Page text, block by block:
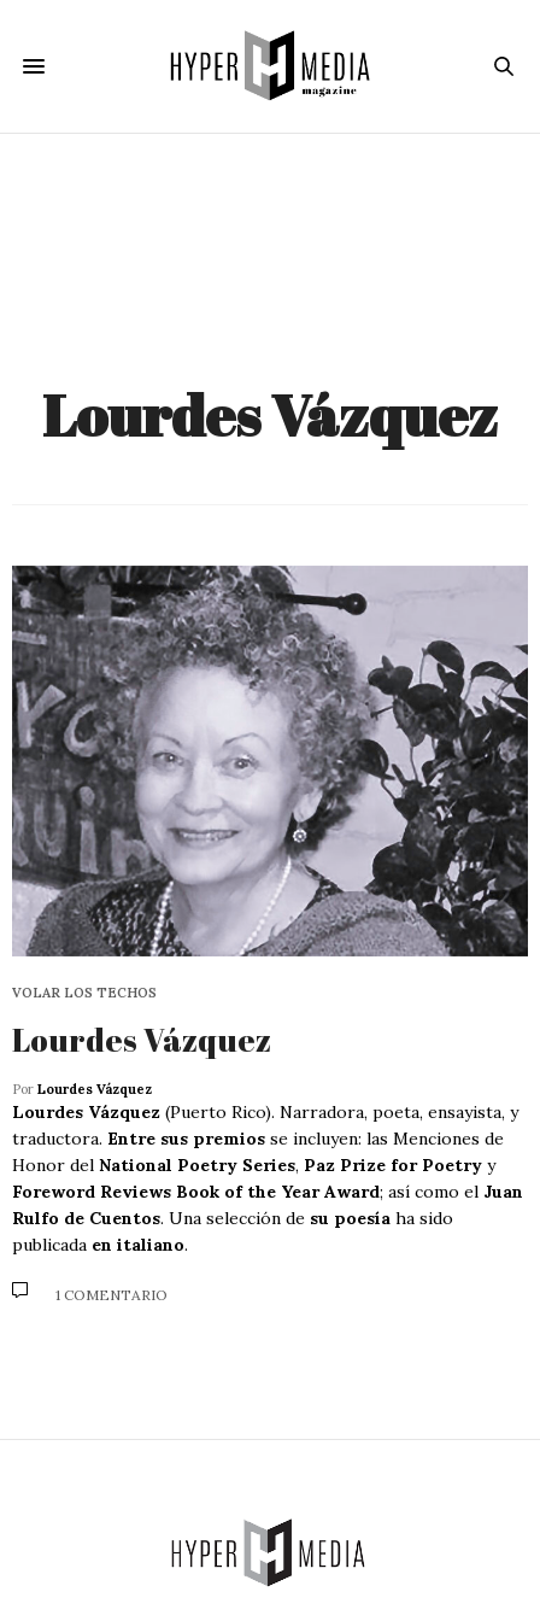
Lourdes Vázquez
VOLAR LOS TECHOS
Lourdes Vázquez
Por Lourdes Vázquez
Lourdes Vázquez (Puerto Rico). Narradora, poeta, ensayista, y
traductora. Entre sus premios se incluyen: las Menciones de
Honor del National Poetry Series, Paz Prize for Poetry y
Foreword Reviews Book of the Year Award; así como el Juan
Rulfo de Cuentos. Una selección de su poesía ha sido
publicada en italiano.
1 COMENTARIO